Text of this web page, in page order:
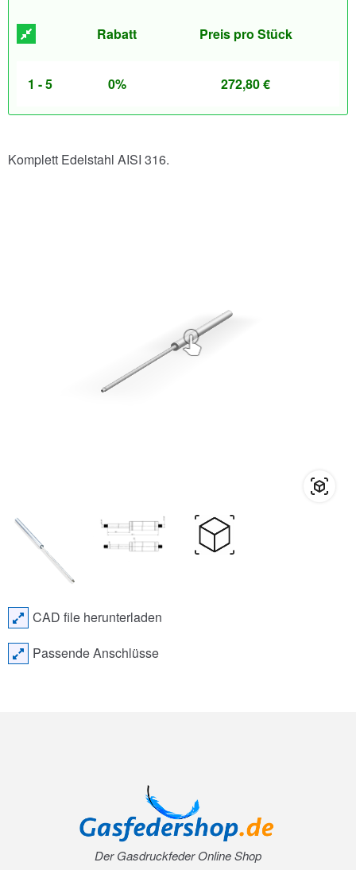
Rabatt Preis pro Stück
1 - 5 0% 272,80€
Komplett Edelstahl AISI 316.
CAD file herunterladen
Passende Anschlüsse
Der Gasdruckfeder Online Shop